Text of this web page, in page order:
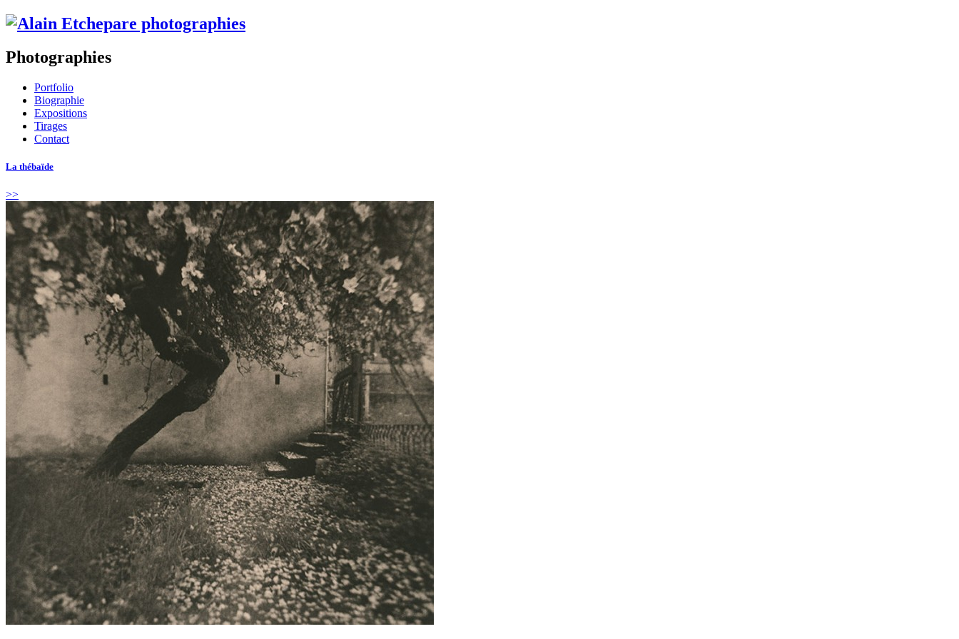
Photographies
Portfolio
Biographie
Expositions
Tirages
Contact
La thébaïde
>>